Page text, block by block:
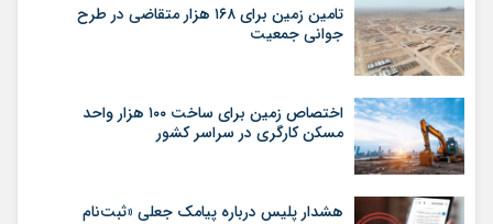
تامین زمین برای ۱۶۸ هزار متقاضی در طرح
جوانی جمعیت
اختصاص زمین برای ساخت ۱۰۰ هزار واحد
مسکن کارگری در سراسر کشور
هشدار پلیس درباره پیامک جعلی «ثبت‌نام